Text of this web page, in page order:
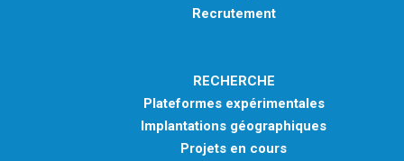
Recrutement
RECHERCHE
Plateformes expérimentales
Implantations géographiques
Projets en cours